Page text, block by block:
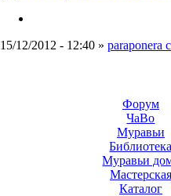
15/12/2012 - 12:40 » paraponera
Форум
ЧаВо
Муравьи
Муравьи
Мастерская
Каталог